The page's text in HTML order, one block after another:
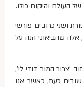
העולם והיקום כולו.
ושני כרובים פורשי
אלה שהביאוני הנה על
'צרור המור דודי לי',
כעת, כאשר אנו